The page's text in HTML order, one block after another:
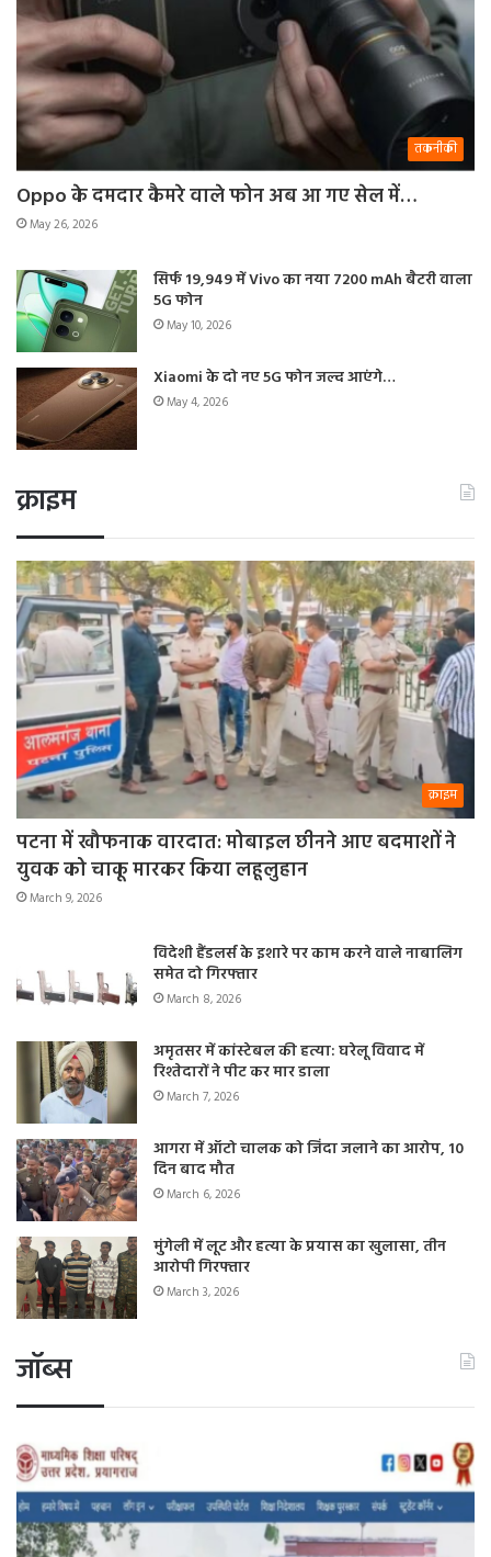
तकनीकी
Oppo के दमदार कैमरे वाले फोन अब आ गए सेल में…
May 26, 2026
सिर्फ 19,949 में Vivo का नया 7200 mAh बैटरी वाला
5G फोन
May 10, 2026
Xiaomi के दो नए 5G फोन जल्द आएंगे…
May 4, 2026
क्राइम
क्राइम
पटना में खौफनाक वारदात: मोबाइल छीनने आए बदमाशों ने
युवक को चाकू मारकर किया लहूलुहान
March 9, 2026
विदेशी हैंडलर्स के इशारे पर काम करने वाले नाबालिग
समेत दो गिरफ्तार
March 8, 2026
अमृतसर में कांस्टेबल की हत्या: घरेलू विवाद में
रिश्तेदारों ने पीट कर मार डाला
March 7, 2026
आगरा में ऑटो चालक को जिंदा जलाने का आरोप, 10
दिन बाद मौत
March 6, 2026
मुंगेली में लूट और हत्या के प्रयास का खुलासा, तीन
आरोपी गिरफ्तार
March 3, 2026
जॉब्स